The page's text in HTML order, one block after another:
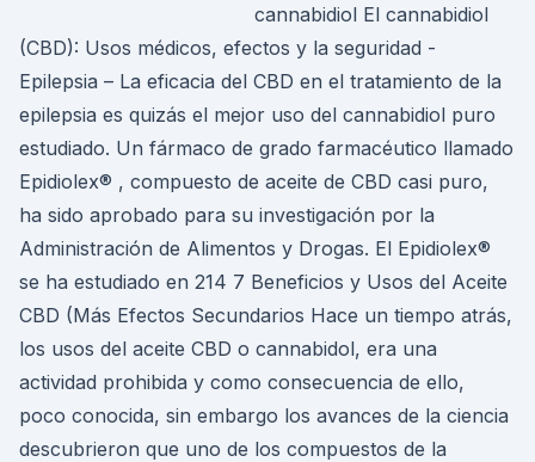
cannabidiol El cannabidiol
(CBD): Usos médicos, efectos y la seguridad -
Epilepsia – La eficacia del CBD en el tratamiento de la
epilepsia es quizás el mejor uso del cannabidiol puro
estudiado. Un fármaco de grado farmacéutico llamado
Epidiolex® , compuesto de aceite de CBD casi puro,
ha sido aprobado para su investigación por la
Administración de Alimentos y Drogas. El Epidiolex®
se ha estudiado en 214 7 Beneficios y Usos del Aceite
CBD (Más Efectos Secundarios Hace un tiempo atrás,
los usos del aceite CBD o cannabidol, era una
actividad prohibida y como consecuencia de ello,
poco conocida, sin embargo los avances de la ciencia
descubrieron que uno de los compuestos de la